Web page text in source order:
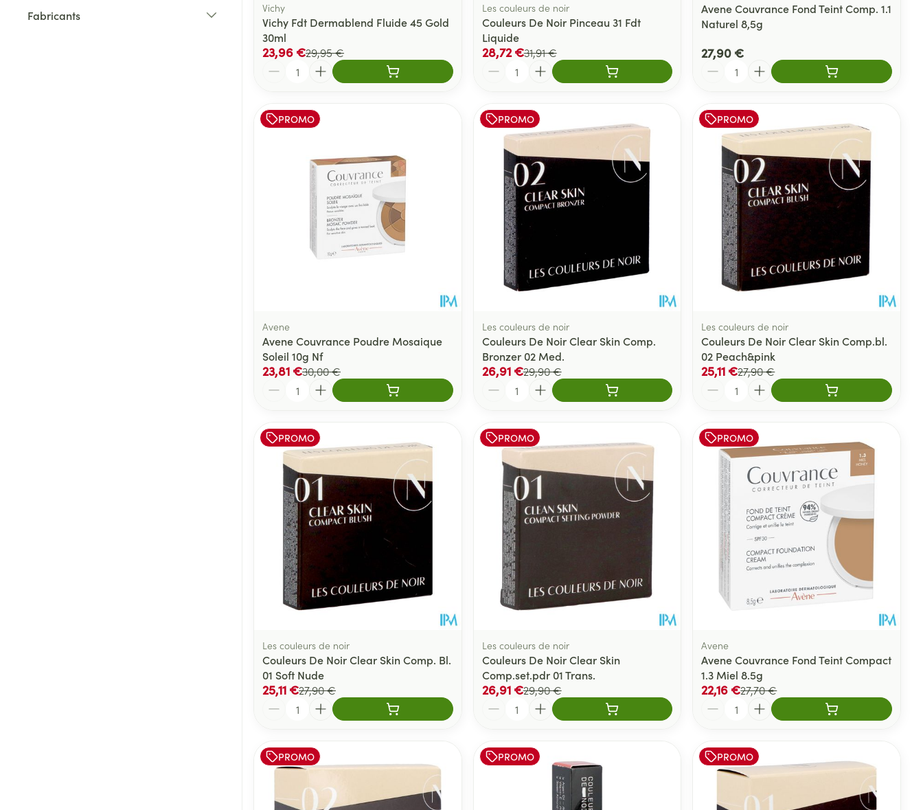
Fabricants
Vichy
Vichy Fdt Dermablend Fluide 45 Gold
30ml
29,95 €
23,96 €
Quantité
Les couleurs de noir
Couleurs De Noir Pinceau 31 Fdt
Liquide
31,91 €
28,72 €
Quantité
Avene Couvrance Fond Teint Comp. 1.1
Naturel 8,5g
27,90 €
Quantité
PROMO
Avene
Avene Couvrance Poudre Mosaique
Soleil 10g Nf
30,00 €
23,81 €
Quantité
PROMO
Les couleurs de noir
Couleurs De Noir Clear Skin Comp.
Bronzer 02 Med.
29,90 €
26,91 €
Quantité
PROMO
Les couleurs de noir
Couleurs De Noir Clear Skin Comp.bl.
02 Peach&pink
27,90 €
25,11 €
Quantité
PROMO
Les couleurs de noir
Couleurs De Noir Clear Skin Comp. Bl.
01 Soft Nude
27,90 €
25,11 €
Quantité
PROMO
Les couleurs de noir
Couleurs De Noir Clear Skin
Comp.set.pdr 01 Trans.
29,90 €
26,91 €
Quantité
PROMO
Avene
Avene Couvrance Fond Teint Compact
1.3 Miel 8.5g
27,70 €
22,16 €
Quantité
PROMO PROMO PROMO